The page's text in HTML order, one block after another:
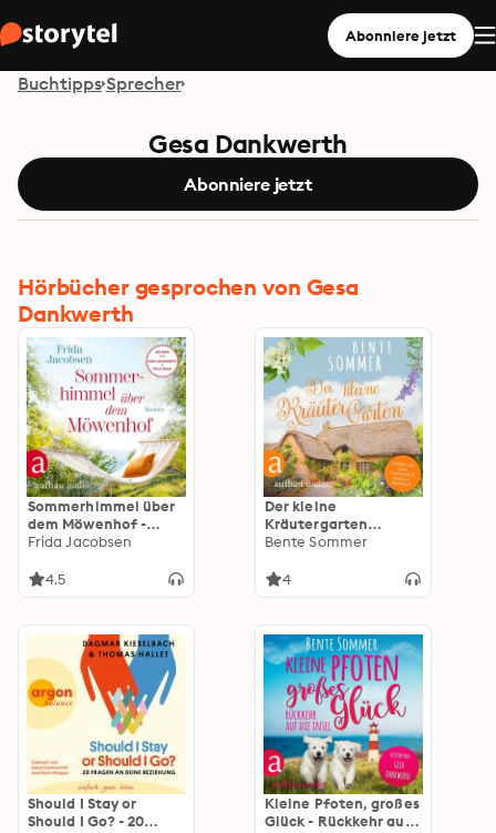
Abonniere jetzt
Buchtipps Sprecher
Gesa Dankwerth
Abonniere jetzt
Hörbücher gesprochen von Gesa
Dankwerth
Sommerhimmel über
dem Möwenhof -
Möwenhof-Reihe,
Frida Jacobsen
4.5
Der kleine
Kräutergarten
(Ungekürzt)
Bente Sommer
4
Should I Stay or
Should I Go? - 20
Kleine Pfoten, großes
Glück - Rückkehr auf